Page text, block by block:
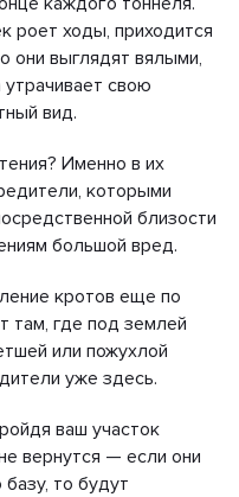
роет ходы, приходится
они выглядят вялыми,
свою
вид.
Именно в их
которыми
близости
большой вред.
кротов еще по
там, где под землей
или пожухлой
уже здесь.
ваш участок
вернутся — если они
то будут